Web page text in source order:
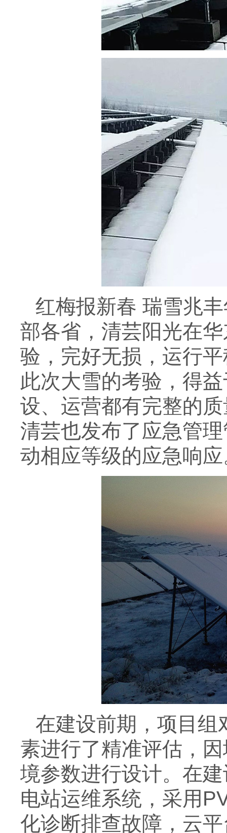
红梅报新春 瑞雪兆
部各省，清芸阳光在
验，完好无损，运行
此次大雪的考验，得
设、运营都有完整的
清芸也发布了应急管
动相应等级的应急响
在建设前期，项目组
素进行了精准评估，
境参数进行设计。在
电站运维系统，采用
化诊断排查故障，云